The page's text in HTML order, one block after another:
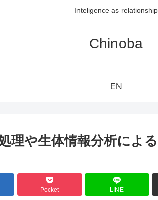
Inteligence as relationship
Chinoba
EN
理や生体情報分析によ
Pocket LINE